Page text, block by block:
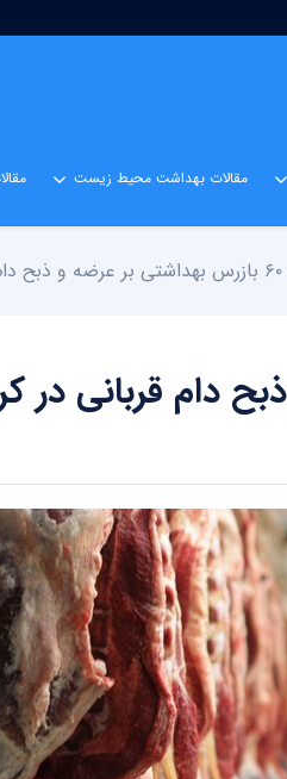
مقالات بهداشت محیط زیست